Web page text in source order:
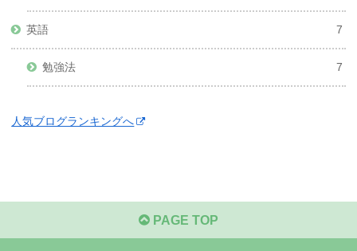
英語 7
勉強法 7
人気ブログランキングへ
PAGE TOP